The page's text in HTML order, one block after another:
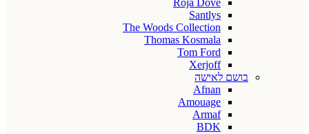
Roja Dove
Santlys
The Woods Collection
Thomas Kosmala
Tom Ford
Xerjoff
בושם לאישה
Afnan
Amouage
Armaf
BDK